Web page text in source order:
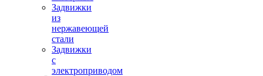
Задвижки
из
нержавеющей
стали
Задвижки
с
электроприводом